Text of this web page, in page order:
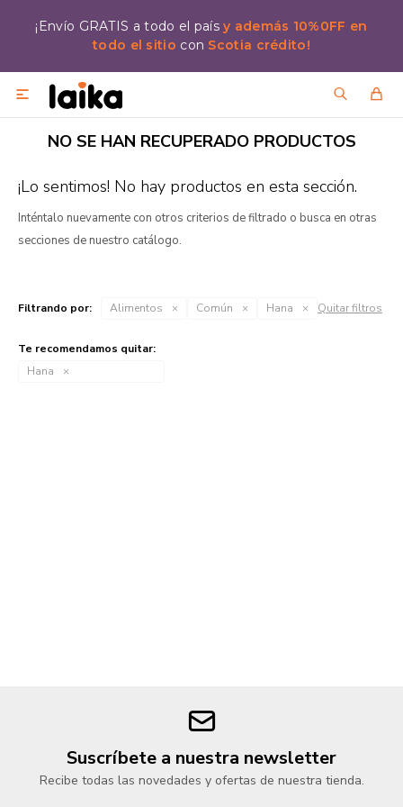
¡Envío GRATIS a todo el paísy además 10%0FF en
todo el sitio con Scotia crédito!

NO SE HAN RECUPERADO PRODUCTOS
¡Lo sentimos! No hay productos en esta sección.
Inténtalo nuevamente con otros criterios de filtrado o busca en otras
secciones de nuestro catálogo.
Filtrando por: Alimentos Común Hana Quitar filtros
Te recomendamos quitar:
Hana
Suscríbete a nuestra newsletter
Recibe todas las novedades y ofertas de nuestra tienda.